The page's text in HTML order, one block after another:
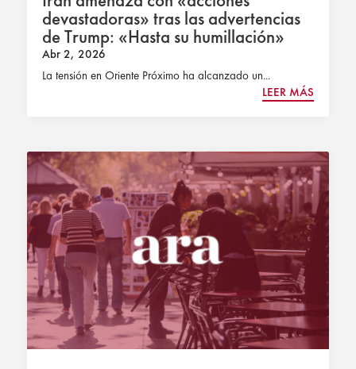
devastadoras» tras las advertencias
de Trump: «Hasta su humillación»
Abr 2, 2026
La tensión en Oriente Próximo ha alcanzado un...
LEER MÁS